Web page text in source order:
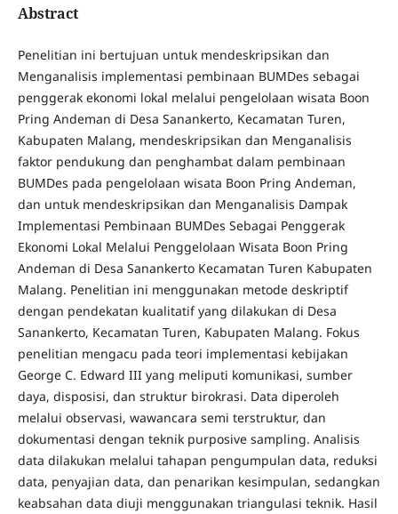
Abstract
Penelitian ini bertujuan untuk mendeskripsikan dan
Menganalisis implementasi pembinaan BUMDes sebagai
penggerak ekonomi lokal melalui pengelolaan wisata Boon
Pring Andeman di Desa Sanankerto, Kecamatan Turen,
Kabupaten Malang, mendeskripsikan dan Menganalisis
faktor pendukung dan penghambat dalam pembinaan
BUMDes pada pengelolaan wisata Boon Pring Andeman,
dan untuk mendeskripsikan dan Menganalisis Dampak
Implementasi Pembinaan BUMDes Sebagai Penggerak
Ekonomi Lokal Melalui Penggelolaan Wisata Boon Pring
Andeman di Desa Sanankerto Kecamatan Turen Kabupaten
Malang. Penelitian ini menggunakan metode deskriptif
dengan pendekatan kualitatif yang dilakukan di Desa
Sanankerto, Kecamatan Turen, Kabupaten Malang. Fokus
penelitian mengacu pada teori implementasi kebijakan
George C. Edward III yang meliputi komunikasi, sumber
daya, disposisi, dan struktur birokrasi. Data diperoleh
melalui observasi, wawancara semi terstruktur, dan
dokumentasi dengan teknik purposive sampling. Analisis
data dilakukan melalui tahapan pengumpulan data, reduksi
data, penyajian data, dan penarikan kesimpulan, sedangkan
keabsahan data diuji menggunakan triangulasi teknik. Hasil